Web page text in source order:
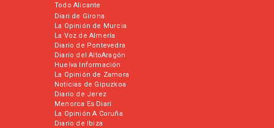
Todo Alicante
Diari de Girona
La Opinión de Murcia
La Voz de Almería
Diario de Pontevedra
Diario del AltoAragón
Huelva Información
La Opinión de Zamora
Noticias de Gipuzkoa
Diario de Jerez
Menorca Es Diari
La Opinión A Coruña
Diario de Ibiza